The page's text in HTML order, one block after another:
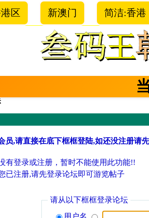
区 新澳门 简洁:香港
员,请直接在底下框框登陆,如还没注册请
有登录或注册，暂时不能使用此功能!!
已注册,请先登录论坛即可游览帖子
请从以下框框登录论坛
用户名